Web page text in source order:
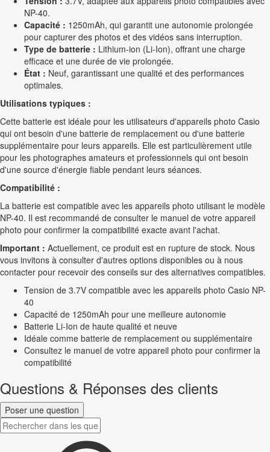
NP-40.
Capacité : 1250mAh, qui garantit une autonomie prolongée
pour capturer des photos et des vidéos sans interruption.
Type de batterie : Lithium-ion (Li-Ion), offrant une charge
efficace et une durée de vie prolongée.
État : Neuf, garantissant une qualité et des performances
optimales.
Utilisations typiques :
Cette batterie est idéale pour les utilisateurs d'appareils photo Casio
qui ont besoin d'une batterie de remplacement ou d'une batterie
supplémentaire pour leurs appareils. Elle est particulièrement utile
pour les photographes amateurs et professionnels qui ont besoin
d'une source d'énergie fiable pendant leurs séances.
Compatibilité :
La batterie est compatible avec les appareils photo utilisant le modèle
NP-40. Il est recommandé de consulter le manuel de votre appareil
photo pour confirmer la compatibilité exacte avant l'achat.
Important : Actuellement, ce produit est en rupture de stock. Nous
vous invitons à consulter d'autres options disponibles ou à nous
contacter pour recevoir des conseils sur des alternatives compatibles.
Tension de 3.7V compatible avec les appareils photo Casio NP-
40
Capacité de 1250mAh pour une meilleure autonomie
Batterie Li-Ion de haute qualité et neuve
Idéale comme batterie de remplacement ou supplémentaire
Consultez le manuel de votre appareil photo pour confirmer la
compatibilité
Questions & Réponses des clients
Poser une question